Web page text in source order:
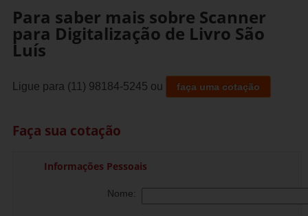
Para saber mais sobre Scanner
para Digitalização de Livro São
Luís
Ligue para (11) 98184-5245 ou faça uma cotação
Faça sua cotação
Informações Pessoais
Nome: